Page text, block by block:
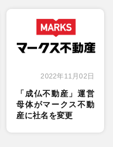
2022年11月02日
「成仏不動産」運営
母体がマークス不動
産に社名を変更